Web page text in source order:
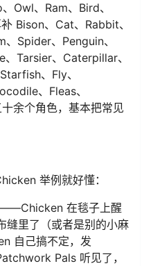
Owl、Ram、Bird、
Bison、Cat、Rabbit、
Spider、Penguin、
Tarsier、Caterpillar、
、Fly、
、Fleas、
余个角色，基本把常见
举例就好懂：
在毯子上醒
缝里了（或者是别的小麻
自己搞不定，发
Pals 听见了，